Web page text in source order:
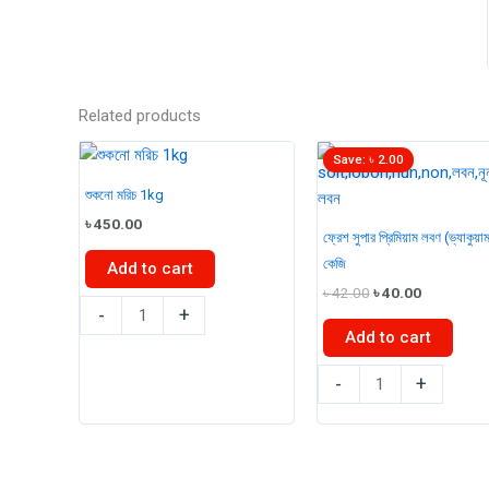
Related products
শুকনো মরিচ 1kg
৳450.00
Add to cart
-
মরিচ
+
ফ্রেশ সুপার প্রিমিয়াম লবণ
কেজি
৳42.00 Original
was:
৳ 42.00.
৳40.00Current
is:
৳ 40.00.
Save: ৳ 2.00
Add to cart
-
সুপার
প্রিমিয়াম
+